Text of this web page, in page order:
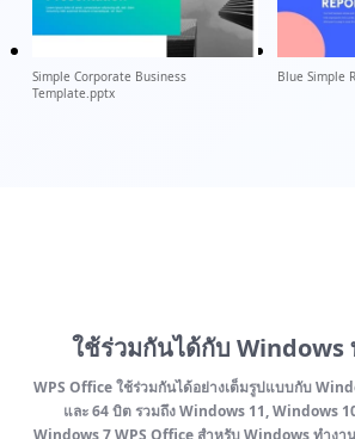
Simple Corporate Business
Template.pptx
Blue Simple
ใช้ร่วมกันได้กับ Windows
WPS Office ใช้ร่วมกันได้อย่างเต็มรูปแบบกับ
และ 64 บิต รวมถึง Windows 11, Windows
Windows 7 WPS Office สำหรับ Windows ทำงาน